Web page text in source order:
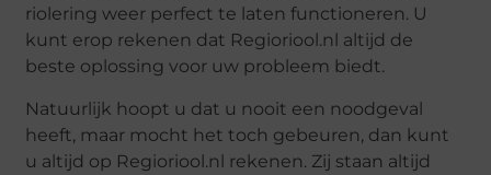
riolering weer perfect te laten functioneren. U
kunt erop rekenen dat Regioriool.nl altijd de
beste oplossing voor uw probleem biedt.
Natuurlijk hoopt u dat u nooit een noodgeval
heeft, maar mocht het toch gebeuren, dan kunt
u altijd op Regioriool.nl rekenen. Zij staan altijd